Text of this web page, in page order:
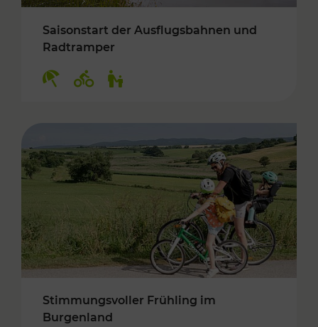
Saisonstart der Ausflugsbahnen und
Radtramper
Stimmungsvoller Frühling im
Burgenland